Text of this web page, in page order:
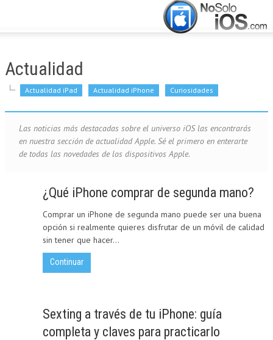
ACTUALIDAD
Actualidad
Actualidad iPad Actualidad iPhone Curiosidades
Las noticias más destacadas sobre el universo iOS las encontrarás
en nuestra sección de actualidad Apple. Sé el primero en enterarte
de todas las novedades de los dispositivos Apple.
¿Qué iPhone comprar de segunda mano?
Comprar un iPhone de segunda mano puede ser una buena
opción si realmente quieres disfrutar de un móvil de calidad
sin tener que hacer...
Continuar
Sexting a través de tu iPhone: guía
completa y claves para practicarlo